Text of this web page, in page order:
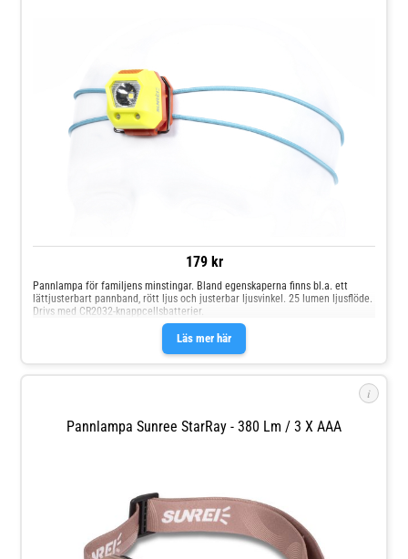
179 kr
Läs mer här
Pannlampa för familjens minstingar. Bland egenskaperna finns bl.a. ett
lättjusterbart pannband, rött ljus och justerbar ljusvinkel. 25 lumen ljusflöde.
Drivs med CR2032-knappcellsbatterier.
i
Pannlampa Sunree StarRay - 380 Lm / 3 X AAA